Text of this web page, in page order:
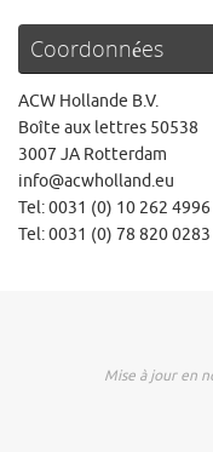
Coordonnées
ACW Hollande B.V.
Boîte aux lettres 50538
3007 JA Rotterdam
info@acwholland.eu
Tel: 0031 (0) 10 262 4996
Tel: 0031 (0) 78 820 0283
Mise à jour en